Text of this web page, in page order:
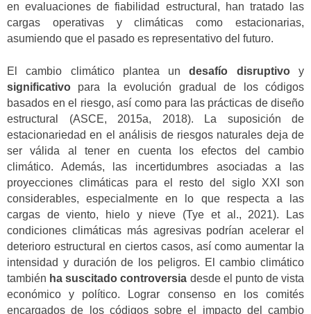
en evaluaciones de fiabilidad estructural, han tratado las
cargas operativas y climáticas como estacionarias,
asumiendo que el pasado es representativo del futuro.
El cambio climático plantea undesafío disruptivoy
significativo para la evolución gradual de los códigos
basados en el riesgo, así como para las prácticas de diseño
estructural (ASCE, 2015a, 2018). La suposición de
estacionariedad en el análisis de riesgos naturales deja de
ser válida al tener en cuenta los efectos del cambio
climático. Además, las incertidumbres asociadas a las
proyecciones climáticas para el resto del siglo XXI son
considerables, especialmente en lo que respecta a las
cargas de viento, hielo y nieve (Tye et al., 2021). Las
condiciones climáticas más agresivas podrían acelerar el
deterioro estructural en ciertos casos, así como aumentar la
intensidad y duración de los peligros. El cambio climático
también ha suscitado controversia desde el punto de vista
económico y político. Lograr consenso en los comités
encargados de los códigos sobre el impacto del cambio